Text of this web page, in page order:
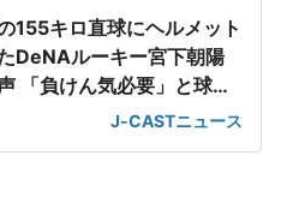
155キロ直球にヘルメット
DeNAルーキー宮下朝陽
「負けん気必要」と球団
J-CASTニュース